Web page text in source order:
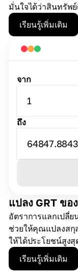
มั่นใจได้ว่าสินทรัพ
เรียนรู้เพิ่มเติม
แปลง GRT ข
อัตราการแลกเปลี่
ช่วยให้คุณแปลงสกุ
ให้ได้ประโยชน์สูง
เรียนรู้เพิ่มเติม
จาก
1
ถึง